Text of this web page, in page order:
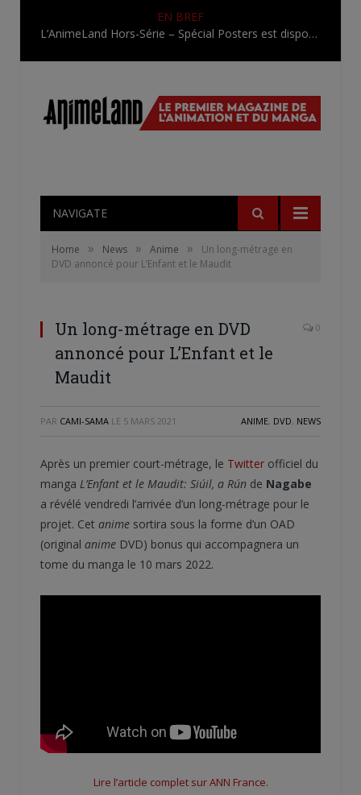
EN BREF
L’AnimeLand Hors-Série – Spécial Posters est disponible !
NAVIGATE
Home » News » Anime »
Un long-métrage en
DVD annoncé pour L’Enfant et le Maudit
Un long-métrage en DVD
annoncé pour L’Enfant et le
Maudit
0
PAR CAMI-SAMA LE 5 MARS 2021 ANIME, DVD, NEWS
Après un premier court-métrage, le Twitter officiel du
manga L’Enfant et le Maudit: Siúil, a Rún de Nagabe
a révélé vendredi l’arrivée d’un long-métrage pour le
projet. Cet anime sortira sous la forme d’un OAD
(original anime DVD) bonus qui accompagnera un
tome du manga le 10 mars 2022.
Lire l’article complet sur ANN France.